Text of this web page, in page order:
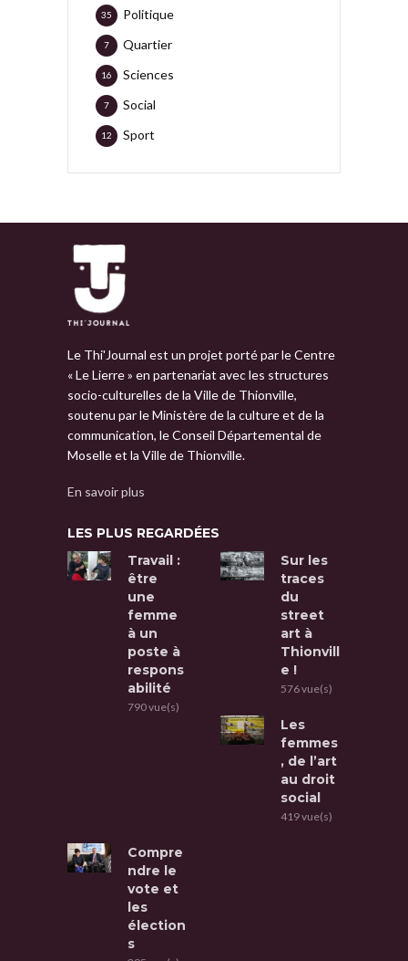
Politique
35
Quartier
7
Sciences
16
Social
7
Sport
12
Le Thi'Journal est un projet porté par le Centre
« Le Lierre » en partenariat avec les structures
socio-culturelles de la Ville de Thionville,
soutenu par le Ministère de la culture et de la
communication, le Conseil Départemental de
Moselle et la Ville de Thionville.
En savoir plus
LES PLUS REGARDÉES
Travail :
être
une
femme
à un
poste à
respons
abilité
790 vue(s)
Sur les
traces
du
street
art à
Thionvill
e !
576 vue(s)
Les
femmes
, de l’art
au droit
social
419 vue(s)
Compre
ndre le
vote et
les
élection
s